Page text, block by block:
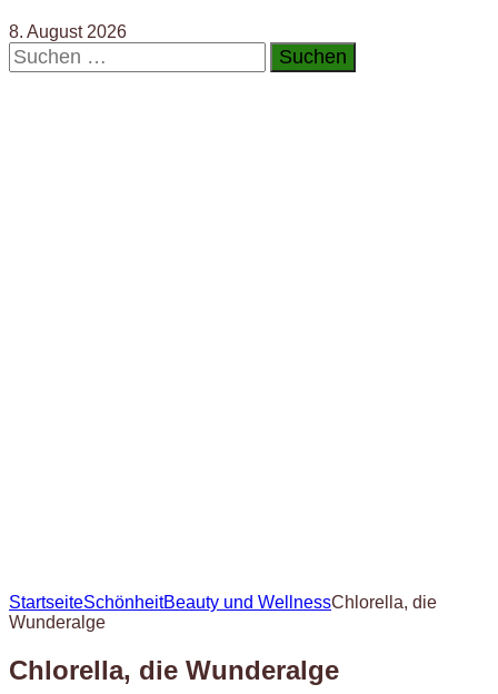
8. August 2026
Suchen
nach:
StartseiteSchönheitBeauty und WellnessChlorella, die
Wunderalge
Chlorella, die Wunderalge